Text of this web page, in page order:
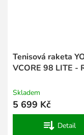
Tenisová raketa
VCORE 98 LITE -
Skladem
5 699 Kč
Detail